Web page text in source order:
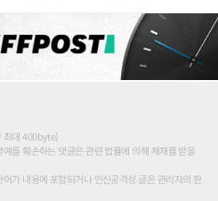
최대 400byte)
를 훼손하는 댓글은 관련 법률에 의해 제재를 받을
가 내용에 포함되거나 인신공격성 글은 관리자의 판